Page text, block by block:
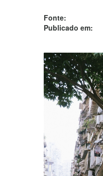
Fonte:
Publicado em: